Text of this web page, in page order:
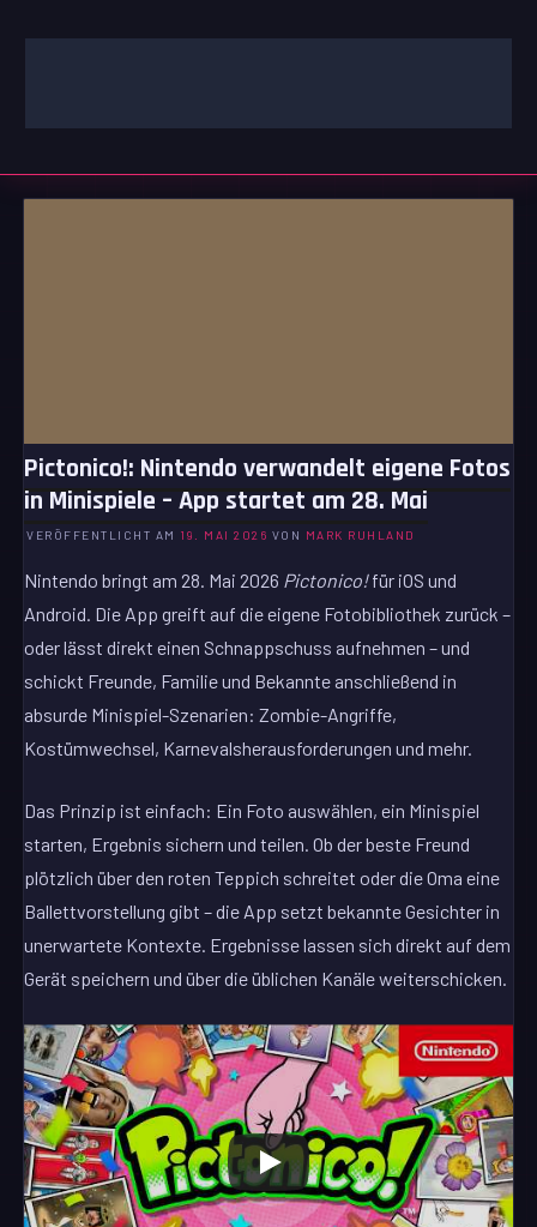
Inhalt
Pictonico!: Nintendo verwandelt eigene Fotos
in Minispiele – App startet am 28. Mai
VERÖFFENTLICHT AM 19. MAI 2026 VON MARK RUHLAND
Nintendo bringt am 28. Mai 2026 Pictonico!für iOS und
Android. Die App greift auf die eigene Fotobibliothek zurück –
oder lässt direkt einen Schnappschuss aufnehmen – und
schickt Freunde, Familie und Bekannte anschließend in
absurde Minispiel-Szenarien: Zombie-Angriffe,
Kostümwechsel, Karnevalsherausforderungen und mehr.
Das Prinzip ist einfach: Ein Foto auswählen, ein Minispiel
starten, Ergebnis sichern und teilen. Ob der beste Freund
plötzlich über den roten Teppich schreitet oder die Oma eine
Ballettvorstellung gibt – die App setzt bekannte Gesichter in
unerwartete Kontexte. Ergebnisse lassen sich direkt auf dem
Gerät speichern und über die üblichen Kanäle weiterschicken.